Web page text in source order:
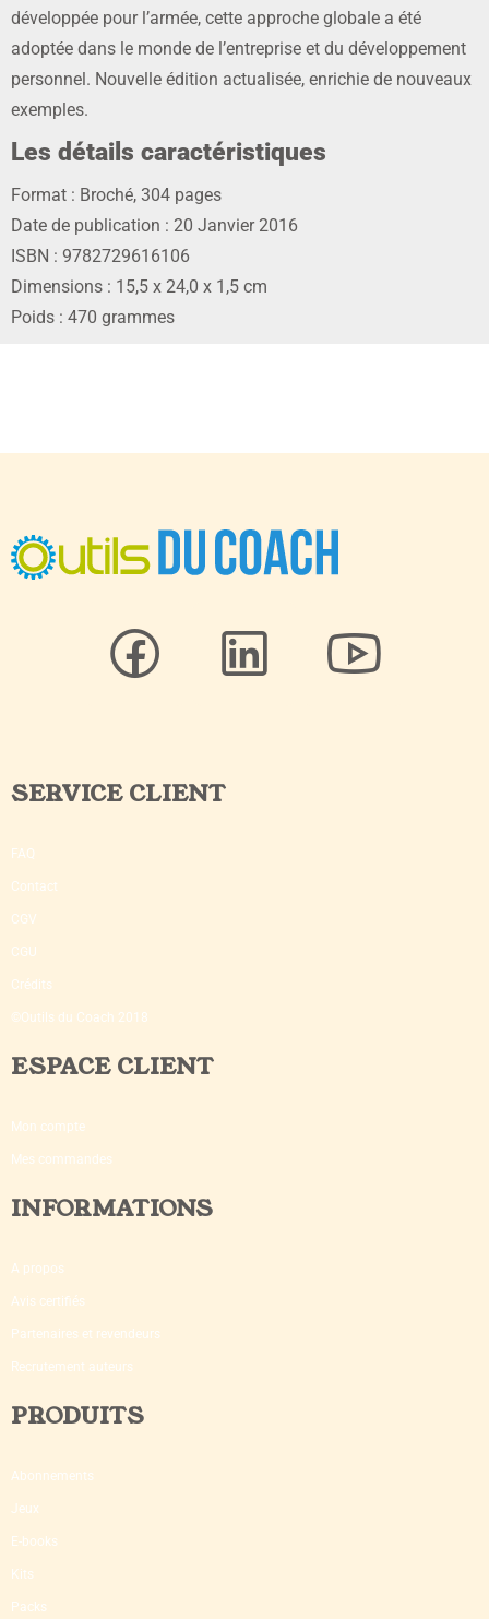
développée pour l’armée, cette approche globale a été
adoptée dans le monde de l’entreprise et du développement
personnel. Nouvelle édition actualisée, enrichie de nouveaux
exemples.
Les détails caractéristiques
Format : Broché, 304 pages
Date de publication : 20 Janvier 2016
ISBN : 9782729616106
Dimensions : 15,5 x 24,0 x 1,5 cm
Poids : 470 grammes
SERVICE CLIENT
FAQ
Contact
CGV
CGU
Crédits
©Outils du Coach 2018
ESPACE CLIENT
Mon compte
Mes commandes
INFORMATIONS
A propos
Avis certifiés
Partenaires et revendeurs
Recrutement auteurs
PRODUITS
Abonnements
Jeux
E-books
Kits
Packs